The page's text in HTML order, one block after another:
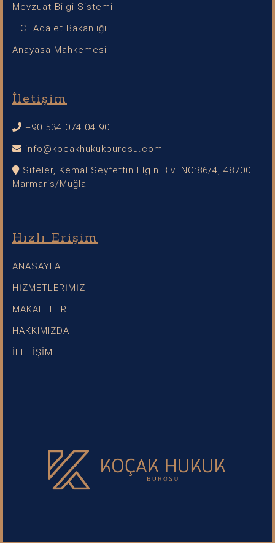
Mevzuat Bilgi Sistemi
T.C. Adalet Bakanlığı
Anayasa Mahkemesi
İletişim
+90 534 074 04 90
info@kocakhukukburosu.com
Siteler, Kemal Seyfettin Elgin Blv. NO:86/4, 48700
Marmaris/Muğla
Hızlı Erişim
ANASAYFA
HİZMETLERİMİZ
MAKALELER
HAKKIMIZDA
İLETİŞİM